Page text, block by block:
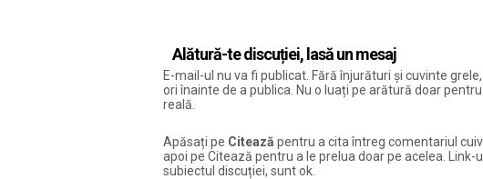
Alătură-te discuției, lasă un mesaj
E-mail-ul nu va fi publicat. Fără înjurături și cuvinte
ori înainte de a publica. Nu o luați pe arătură doar
reală.
Apăsați pe Citează pentru a cita întreg comentariul
apoi pe Citează pentru a le prelua doar pe acelea.
subiectul discuției, sunt ok.